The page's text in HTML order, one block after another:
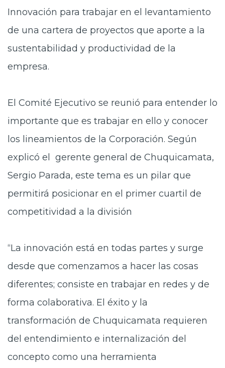
Innovación para trabajar en el levantamiento
de una cartera de proyectos que aporte a la
sustentabilidad y productividad de la
empresa.
El Comité Ejecutivo se reunió para entender lo
importante que es trabajar en ello y conocer
los lineamientos de la Corporación. Según
explicó el gerente general de Chuquicamata,
Sergio Parada, este tema es un pilar que
permitirá posicionar en el primer cuartil de
competitividad a la división
“La innovación está en todas partes y surge
desde que comenzamos a hacer las cosas
diferentes; consiste en trabajar en redes y de
forma colaborativa. El éxito y la
transformación de Chuquicamata requieren
del entendimiento e internalización del
concepto como una herramienta